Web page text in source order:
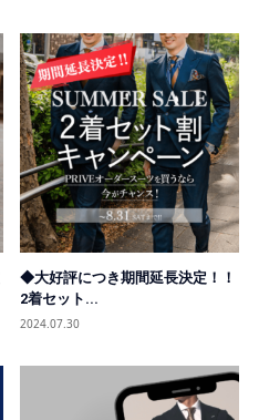
◆大好評につき期間延長決定！！
2着セット...
2024.07.30